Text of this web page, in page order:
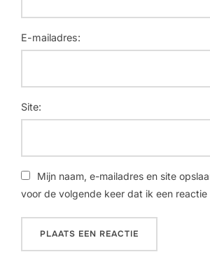
E-mailadres:
Site:
Mijn naam, e-mailadres en site
voor de volgende keer dat ik een reactie